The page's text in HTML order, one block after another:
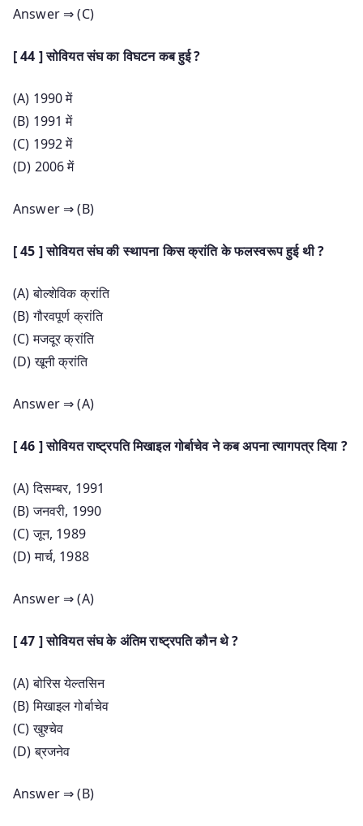
Answer ⇒ (C)
[ 44 ] सोवियत संघ का विघटन कब हुई ?
(A) 1990 में
(B) 1991 में
(C) 1992 में
(D) 2006 में
Answer ⇒ (B)
[ 45 ] सोवियत संघ की स्थापना किस क्रांति के फलस्वरूप हुई थी ?
(A) बोल्शेविक क्रांति
(B) गौरवपूर्ण क्रांति
(C) मजदूर क्रांति
(D) खूनी क्रांति
Answer ⇒ (A)
[ 46 ] सोवियत राष्ट्रपति मिखाइल गोर्बाचेव ने कब अपना त्यागपत्र दिया ?
(A) दिसम्बर, 1991
(B) जनवरी, 1990
(C) जून, 1989
(D) मार्च, 1988
Answer ⇒ (A)
[ 47 ] सोवियत संघ के अंतिम राष्ट्रपति कौन थे ?
(A) बोरिस येल्तसिन
(B) मिखाइल गोर्बाचेव
(C) खुश्चेव
(D) ब्रजनेव
Answer ⇒ (B)